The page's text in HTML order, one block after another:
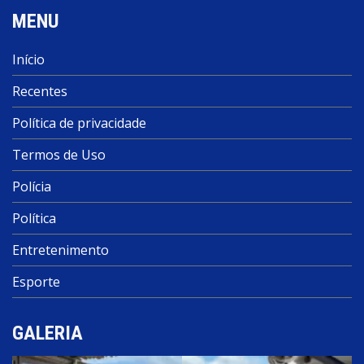
MENU
Início
Recentes
Política de privacidade
Termos de Uso
Polícia
Política
Entretenimento
Esporte
GALERIA